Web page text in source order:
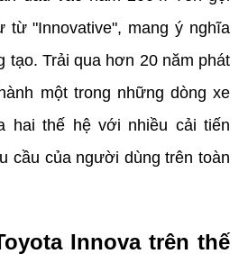
từ "Innovative", mang ý nghĩa
tạo. Trải qua hơn 20 năm phát
một trong những dòng xe
hai thế hệ với nhiều cải tiến
cầu của người dùng trên toàn
Innova trên thế